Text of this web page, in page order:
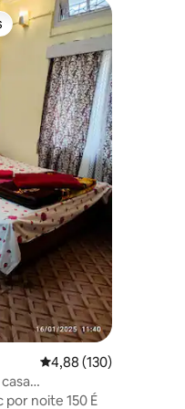
avaliações4,88 de uma avaliação
4,88 (130)